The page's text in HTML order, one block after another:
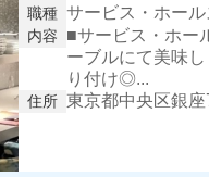
職種 サービス・ホー
内容
■サービス・ホ
ーブルにて美味
り付け◎...
住所 東京都中央区銀